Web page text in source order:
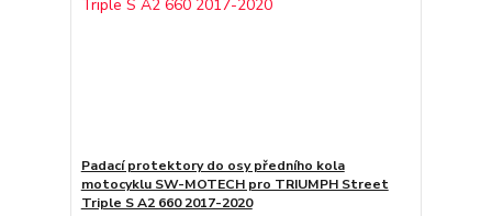
Padací protektory do osy předního kola
motocyklu SW-MOTECH pro TRIUMPH Street
Triple S A2 660 2017-2020